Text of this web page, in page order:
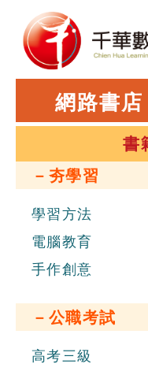
網路書店
書
－夯學習
學習方法
電腦教育
手作創意
－公職考試
高考三級
年 經濟部